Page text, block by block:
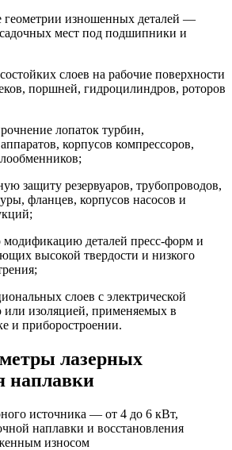
геометрии изношенных деталей —
мест под подшипники и
слоев на рабочие поверхности
поршней, гидроцилиндров, роторов
лопаток турбин,
корпусов компрессоров,
защиту резервуаров, трубопроводов,
фланцев, корпусов насосов и
модификацию деталей пресс-форм и
высокой твердости и низкого
слоев с электрической
или изоляцией, применяемых в
и приборостроении.
лазерных
наплавки
источника — от 4 до 6 кВт,
наплавки и восстановления
износом